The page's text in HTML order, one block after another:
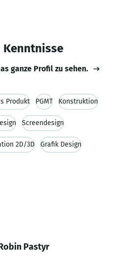
Kenntnisse
ganze Profil zu sehen.
Produkt PGMT Konstruktion
Screendesign
2D/3D Grafik Design
Pastyr